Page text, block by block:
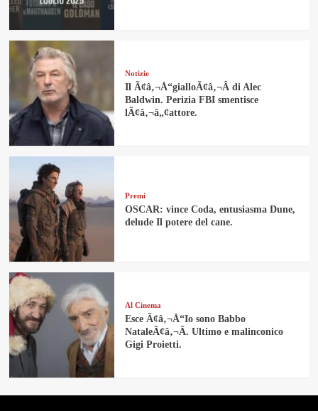
Notizie
Il Ã¢â‚¬Å“gialloÃ¢â‚¬Â di Alec
Baldwin. Perizia FBI smentisce
lÃ¢â‚¬â„¢attore.
Premi
OSCAR: vince Coda, entusiasma Dune,
delude Il potere del cane.
Al Cinema
Esce Ã¢â‚¬Å“Io sono Babbo
NataleÃ¢â‚¬Â. Ultimo e malinconico
Gigi Proietti.